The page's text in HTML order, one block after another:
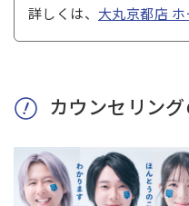
詳しくは、 大丸京都店
カウンセリン